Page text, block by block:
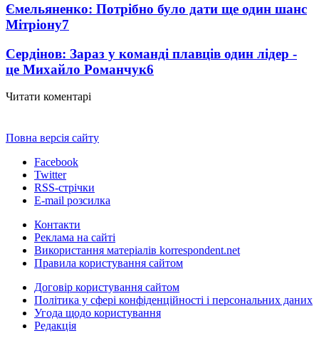
Ємельяненко: Потрібно було дати ще один шанс
Мітріону7
Сердінов: Зараз у команді плавців один лідер -
це Михайло Романчук6
Читати коментарі
Повна версія сайту
Facebook
Twitter
RSS-стрічки
E-mail розсилка
Контакти
Реклама на сайті
Використання матеріалів korrespondent.net
Правила користування сайтом
Договір користування сайтом
Політика у сфері конфіденційності і персональних даних
Угода щодо користування
Редакція